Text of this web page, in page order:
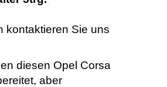
kontaktieren Sie uns
diesen Opel Corsa
aber